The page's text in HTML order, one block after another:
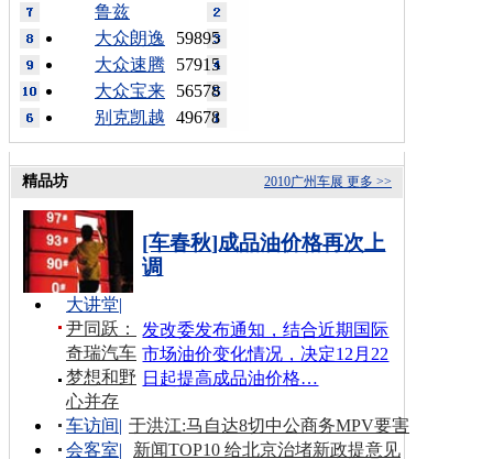
鲁兹
59895
大众朗逸
57915
大众速腾
56578
大众宝来
49678
别克凯越
更多 >>
2010广州车展
精品坊
[车春秋]成品油价格再次上
调
发改委发布通知，结合近期国际
市场油价变化情况，决定12月22
日起提高成品油价格…
大讲堂|
尹同跃：
奇瑞汽车
梦想和野
心并存
车访间| 于洪江:马自达8切中公商务MPV要害
会客室|
新闻TOP10 给北京治堵新政提意见